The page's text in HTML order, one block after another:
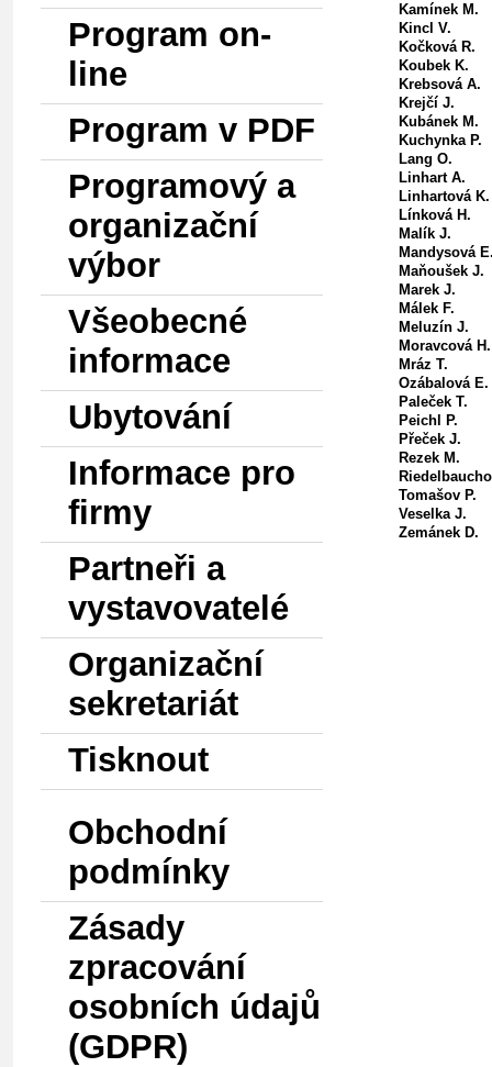
Program on-
line
Program v PDF
Programový a
organizační
výbor
Všeobecné
informace
Ubytování
Informace pro
firmy
Partneři a
vystavovatelé
Organizační
sekretariát
Tisknout
Obchodní
podmínky
Zásady
zpracování
osobních údajů
(GDPR)
Kamínek M.
Kincl V.
Kočková R.
Koubek K.
Krebsová A.
Krejčí J.
Kubánek M.
Kuchynka P.
Lang O.
Linhart A.
Linhartová K.
Línková H.
Malík J.
Mandysová
Maňoušek J.
Marek J.
Málek F.
Meluzín J.
Moravcová H.
Mráz T.
Ozábalová E.
Paleček T.
Peichl P.
Přeček J.
Rezek M.
Tomašov P.
Veselka J.
Zemánek D.